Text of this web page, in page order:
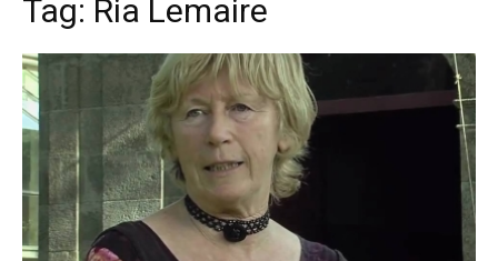
Tag: Ria Lemaire